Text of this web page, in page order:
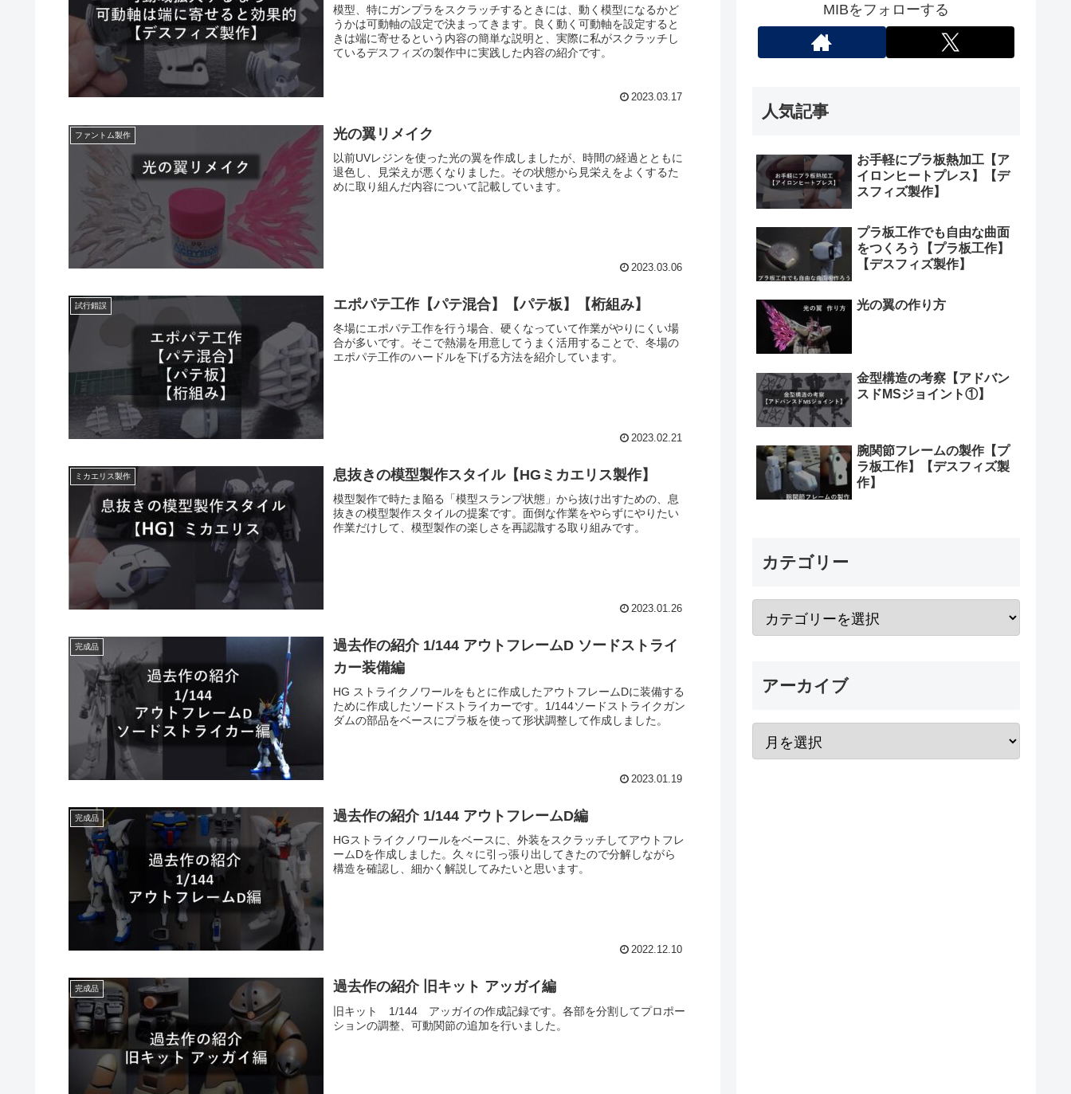
模型、特にガンプラをスクラッチするときには、動く模型になるかど
うかは可動軸の設定で決まってきます。良く動く可動軸を設定すると
きは端に寄せるという内容の簡単な説明と、実際に私がスクラッチし
ているデスフィズの製作中に実践した内容の紹介です。
2023.03.17
ファントム製作 光の翼リメイク
以前UVレジンを使った光の翼を作成しましたが、時間の経過とともに
退色し、見栄えが悪くなりました。その状態から見栄えをよくするた
めに取り組んだ内容について記載しています。
2023.03.06
試行錯誤 エポパテ工作【パテ混合】【パテ板】【桁組み】
冬場にエポパテ工作を行う場合、硬くなっていて作業がやりにくい場
合が多いです。そこで熱湯を用意してうまく活用することで、冬場の
エポパテ工作のハードルを下げる方法を紹介しています。
2023.02.21
ミカエリス製作 息抜きの模型製作スタイル【HGミカエリス製作】
模型製作で時たま陥る「模型スランプ状態」から抜け出すための、息
抜きの模型製作スタイルの提案です。面倒な作業をやらずにやりたい
作業だけして、模型製作の楽しさを再認識する取り組みです。
2023.01.26
完成品
過去作の紹介 1/144 アウトフレームD ソードストライ
カー装備編
HG ストライクノワールをもとに作成したアウトフレームDに装備する
ために作成したソードストライカーです。1/144ソードストライクガン
ダムの部品をベースにプラ板を使って形状調整して作成しました。
2023.01.19
完成品 過去作の紹介 1/144 アウトフレームD編
HGストライクノワールをベースに、外装をスクラッチしてアウトフレ
ームDを作成しました。久々に引っ張り出してきたので分解しながら
構造を確認し、細かく解説してみたいと思います。
2022.12.10
完成品 過去作の紹介 旧キット アッガイ編
旧キット 1/144 アッガイの作成記録です。各部を分割してプロポー
ションの調整、可動関節の追加を行いました。
MIBをフォローする
人気記事
お手軽にプラ板熱加工【ア
イロンヒートプレス】【デ
スフィズ製作】
プラ板工作でも自由な曲面
をつくろう【プラ板工作】
【デスフィズ製作】
光の翼の作り方
金型構造の考察【アドバン
スドMSジョイント①】
腕関節フレームの製作【プ
ラ板工作】【デスフィズ製
作】
カテゴリー
アーカイブ